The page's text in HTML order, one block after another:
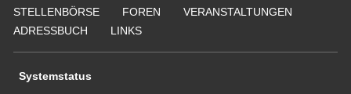
STELLENBÖRSE
FOREN
VERANSTALTUNGEN
ADRESSBUCH
LINKS
Systemstatus